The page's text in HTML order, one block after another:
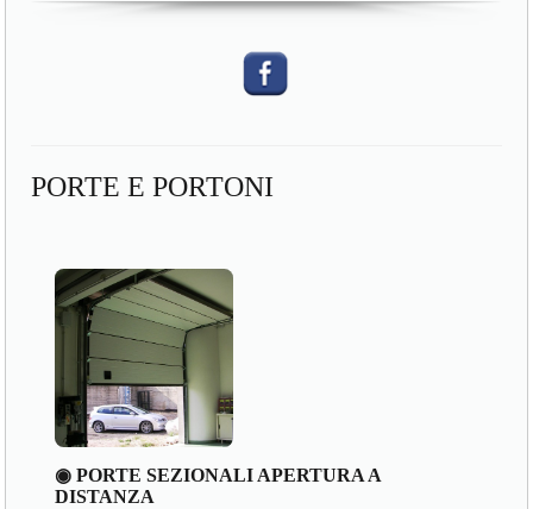
PORTE E PORTONI
◉ PORTE SEZIONALI APERTURA A
DISTANZA